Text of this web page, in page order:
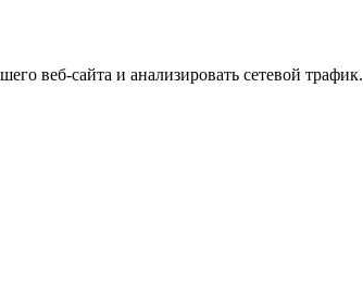
веб-сайта и анализировать сетевой трафик.